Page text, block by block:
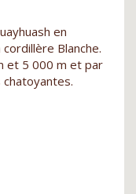
en
Blanche.
et 5 000 m et par
chatoyantes.